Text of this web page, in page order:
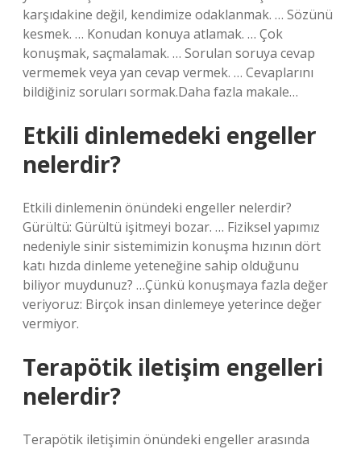
karşıdakine değil, kendimize odaklanmak. … Sözünü
kesmek. … Konudan konuya atlamak. … Çok
konuşmak, saçmalamak. … Sorulan soruya cevap
vermemek veya yan cevap vermek. … Cevaplarını
bildiğiniz soruları sormak.Daha fazla makale…
Etkili dinlemedeki engeller
nelerdir?
Etkili dinlemenin önündeki engeller nelerdir?
Gürültü: Gürültü işitmeyi bozar. … Fiziksel yapımız
nedeniyle sinir sistemimizin konuşma hızının dört
katı hızda dinleme yeteneğine sahip olduğunu
biliyor muydunuz? …Çünkü konuşmaya fazla değer
veriyoruz: Birçok insan dinlemeye yeterince değer
vermiyor.
Terapötik iletişim engelleri
nelerdir?
Terapötik iletişimin önündeki engeller arasında